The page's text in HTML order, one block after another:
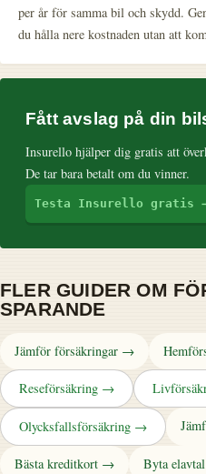
per år för samma bil och skydd.
du hålla nere kostnaden utan att
Fått avslag på din
Insurello hjälper dig gratis att
De tar bara betalt om du vinner.
Testa Insurello gratis
FLER GUIDER OM
SPARANDE
Jämför försäkringar →
Reseförsäkring →
Olycksfallsförsäkring →
Bästa kreditkort → Byta